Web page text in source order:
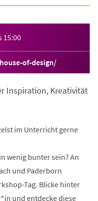
15:00
of-design/
Inspiration, Kreativität
im Unterricht gerne
wenig bunter sein? An
und Paderborn
Tag. Blicke hinter
und entdecke diese